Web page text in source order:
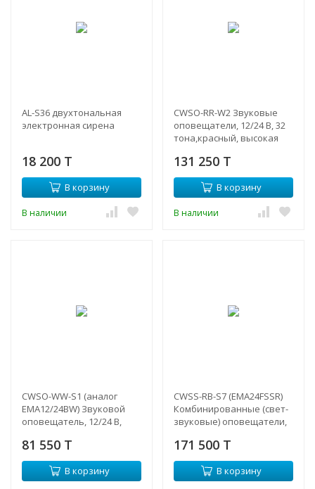
AL-S36 двухтональная
электронная сирена
18 200 T
В корзину
В наличии
CWSO-RR-W2 Звуковые
оповещатели, 12/24 В, 32
тона,красный, высокая
131 250 T
В корзину
В наличии
CWSO-WW-S1 (аналог
EMA12/24BW) Звуковой
оповещатель, 12/24 В,
81 550 T
В корзину
CWSS-RB-S7 (EMA24FSSR)
Комбинированные (свет-
звуковые) оповещатели,
171 500 T
В корзину